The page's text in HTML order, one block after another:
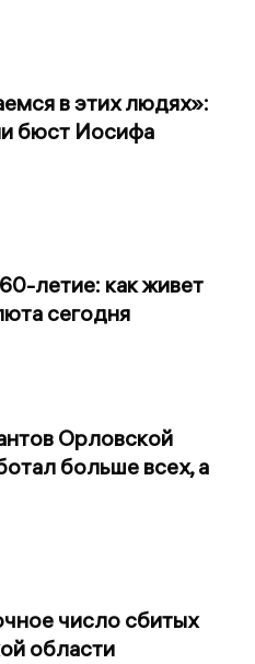
в этих людях»:
бюст Иосифа
летие: как живет
сегодня
Орловской
больше всех, а
число сбитых
области